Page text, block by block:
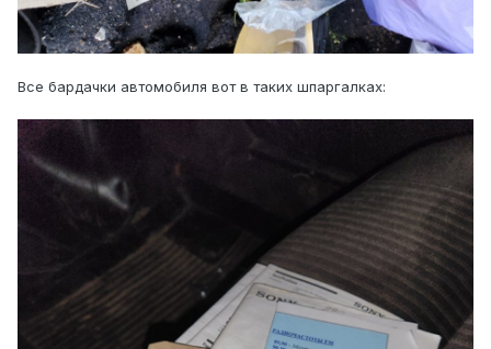
Все бардачки автомобиля вот в таких шпаргалках: